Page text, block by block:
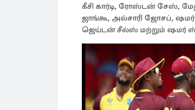
கீசி கார்டி, ரோஸ்டன் சேஸ்,
ஜாங்கூ, அல்சாரி ஜோசப்,
ஜெய்டன் சீல்ஸ் மற்றும் ஷமர்